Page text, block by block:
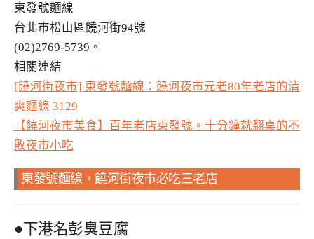
東發號麵線
台北市松山區饒河街94號
(02)2769-5739。
相關連結
[饒河街夜市] 東發號麵線：饒河夜市元老80年老店的清
爽麵線 3129
【饒河夜市美食】百年老店東發號。十分鐘就翻桌的不
敗夜市小吃
東發號麵線，饒河街夜市必吃三老店
●下港名彭臭豆腐